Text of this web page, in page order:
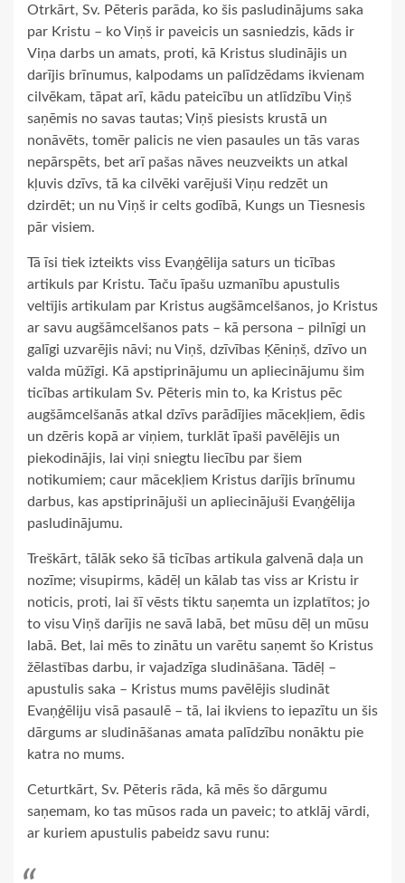
Otrkārt, Sv. Pēteris parāda, ko šis pasludinājums saka
par Kristu – ko Viņš ir paveicis un sasniedzis, kāds ir
Viņa darbs un amats, proti, kā Kristus sludinājis un
darījis brīnumus, kalpodams un palīdzēdams ikvienam
cilvēkam, tāpat arī, kādu pateicību un atlīdzību Viņš
saņēmis no savas tautas; Viņš piesists krustā un
nonāvēts, tomēr palicis ne vien pasaules un tās varas
nepārspēts, bet arī pašas nāves neuzveikts un atkal
kļuvis dzīvs, tā ka cilvēki varējuši Viņu redzēt un
dzirdēt; un nu Viņš ir celts godībā, Kungs un Tiesnesis
pār visiem.
Tā īsi tiek izteikts viss Evaņģēlija saturs un ticības
artikuls par Kristu. Taču īpašu uzmanību apustulis
veltījis artikulam par Kristus augšāmcelšanos, jo Kristus
ar savu augšāmcelšanos pats – kā persona – pilnīgi un
galīgi uzvarējis nāvi; nu Viņš, dzīvības Ķēniņš, dzīvo un
valda mūžīgi. Kā apstiprinājumu un apliecinājumu šim
ticības artikulam Sv. Pēteris min to, ka Kristus pēc
augšāmcelšanās atkal dzīvs parādījies mācekļiem, ēdis
un dzēris kopā ar viņiem, turklāt īpaši pavēlējis un
piekodinājis, lai viņi sniegtu liecību par šiem
notikumiem; caur mācekļiem Kristus darījis brīnumu
darbus, kas apstiprinājuši un apliecinājuši Evaņģēlija
pasludinājumu.
Treškārt, tālāk seko šā ticības artikula galvenā daļa un
nozīme; visupirms, kādēļ un kālab tas viss ar Kristu ir
noticis, proti, lai šī vēsts tiktu saņemta un izplatītos; jo
to visu Viņš darījis ne savā labā, bet mūsu dēļ un mūsu
labā. Bet, lai mēs to zinātu un varētu saņemt šo Kristus
žēlastības darbu, ir vajadzīga sludināšana. Tādēļ –
apustulis saka – Kristus mums pavēlējis sludināt
Evaņģēliju visā pasaulē – tā, lai ikviens to iepazītu un šis
dārgums ar sludināšanas amata palīdzību nonāktu pie
katra no mums.
Ceturtkārt, Sv. Pēteris rāda, kā mēs šo dārgumu
saņemam, ko tas mūsos rada un paveic; to atklāj vārdi,
ar kuriem apustulis pabeidz savu runu: